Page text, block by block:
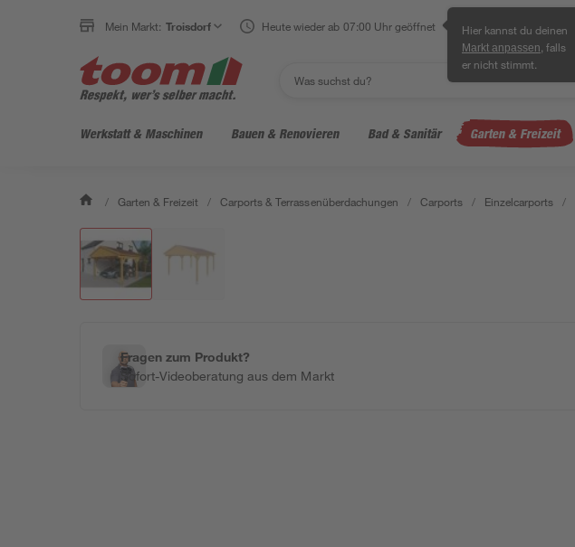
Mein Markt: Troisdorf Heute wieder ab 07:00 Uhr geöffnet Hier kannst du deinen
Markt anpassen , falls
er nicht stimmt.
Werkstatt & Maschinen Bauen & Renovieren Bad & Sanitär Garten & Freizeit
/ Garten & Freizeit / Carports & Terrassenüberdachungen / Carports / Einzelcarports /
Fragen zum Produkt?
Sofort-Videoberatung aus dem Markt